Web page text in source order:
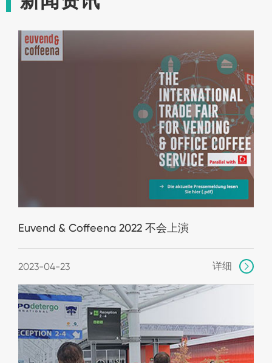
Euvend & Coffeena 2022 不会上演
2023-04-23 详细 